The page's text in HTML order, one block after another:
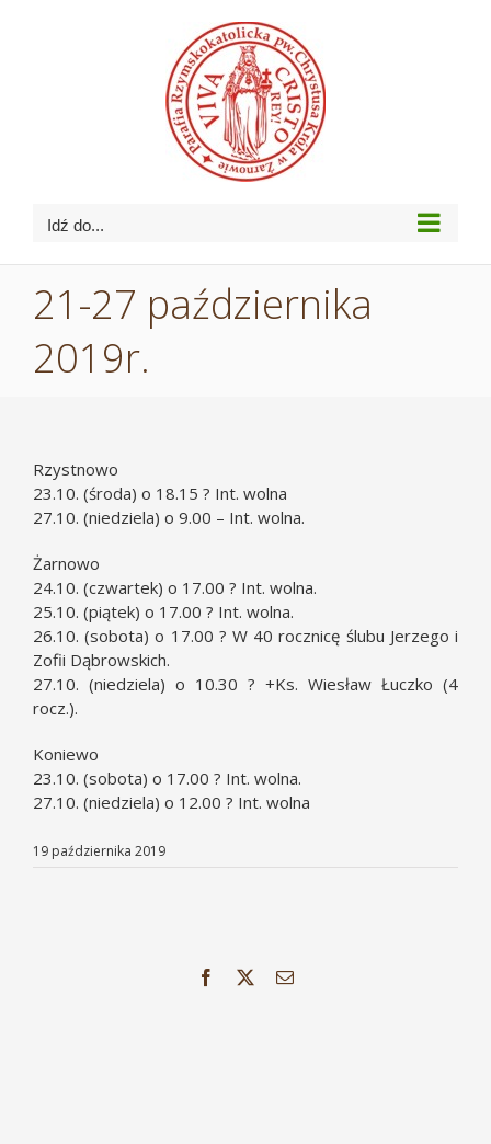
Idź do...
21-27 października
2019r.
Rzystnowo
23.10. (środa) o 18.15 ? Int. wolna
27.10. (niedziela) o 9.00 – Int. wolna.
Żarnowo
24.10. (czwartek) o 17.00 ? Int. wolna.
25.10. (piątek) o 17.00 ? Int. wolna.
26.10. (sobota) o 17.00 ? W 40 rocznicę ślubu Jerzego i
Zofii Dąbrowskich.
27.10. (niedziela) o 10.30 ? +Ks. Wiesław Łuczko (4
rocz.).
Koniewo
23.10. (sobota) o 17.00 ? Int. wolna.
27.10. (niedziela) o 12.00 ? Int. wolna
19 października 2019
Facebook Email